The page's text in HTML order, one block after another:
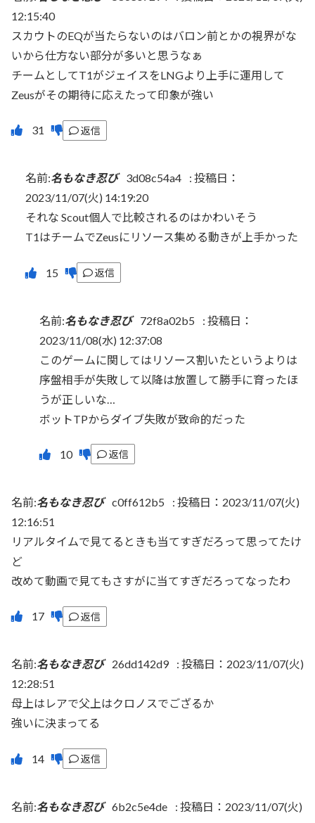
12:15:40
スカウトのEQが当たらないのはバロン前とかの視界がな
いから仕方ない部分が多いと思うなぁ
チームとしてT1がジェイスをLNGより上手に運用して
Zeusがその期待に応えたって印象が強い
返信
名前:名もなき忍び 3d08c54a4 : 投稿日：
2023/11/07(火) 14:19:20
それな Scout個人で比較されるのはかわいそう
T1はチームでZeusにリソース集める動きが上手かった
返信
名前:名もなき忍び 72f8a02b5 : 投稿日：
2023/11/08(水) 12:37:08
このゲームに関してはリソース割いたというよりは
序盤相手が失敗して以降は放置して勝手に育ったほ
うが正しいな…
ボットTPからダイブ失敗が致命的だった
返信
名前:名もなき忍び c0ff612b5 : 投稿日：2023/11/07(火)
12:16:51
リアルタイムで見てるときも当てすぎだろって思ってたけ
ど
改めて動画で見てもさすがに当てすぎだろってなったわ
返信
名前:名もなき忍び 26dd142d9 : 投稿日：2023/11/07(火)
12:28:51
母上はレアで父上はクロノスでござるか
強いに決まってる
返信
名前:名もなき忍び 6b2c5e4de : 投稿日：2023/11/07(火)